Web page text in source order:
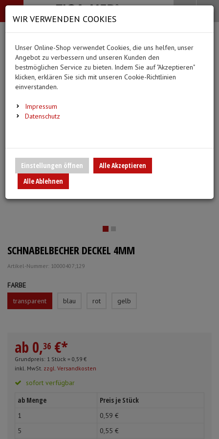
-->
Bekleidung
Alle Kategorien
BEKLEIDUNG
Überschuhe
Hauben
Medizinische Hilfsmittel
Alle Kategorien
MEDIZINISCHE
Ergebnisse)
Urinbeutel/Beinbeutel
Pflege & Alltag
Alle Kategorien
PFLEGE & ALLTAG (66 Ergebnisse)
Alle anzeigen
Waschhandschuhe
Medikation
Warm- und Kaltkompressen
Urinflaschen & Zubehör
Unterlagen und Abdeckungen
Alle Kategorien
DIAGNOSTIK &
EKG-Elektroden &
Fieberthermometer
Anmelden
Ihr Warenkorb ist momentan leer.
Ergebnisse () Fertig
Menü Search
SCHNABELBECHER DECKEL 4MM
Artikel-Nummer: 10000407;129
FARBE
transparent
blau rot gelb
ab 0,36 €*
Grundpreis: 1 Stück = 0,59 €
inkl. MwSt. zzgl. Versandkosten
sofort verfügbar
ab Menge Preis je Stück
1 0,59 €
5
0,55 €
WIR VERWENDEN COOKIES
Unser Online-Shop verwendet Cookies, die uns helfen, unser
Angebot zu verbessern und unseren Kunden den
bestmöglichen Service zu bieten. Indem Sie auf "Akzeptieren"
klicken, erklären Sie sich mit unseren Cookie-Richtlinien
einverstanden.
Impressum
Datenschutz
Einstellungen öffnen
Alle Akzeptieren
Alle Ablehnen